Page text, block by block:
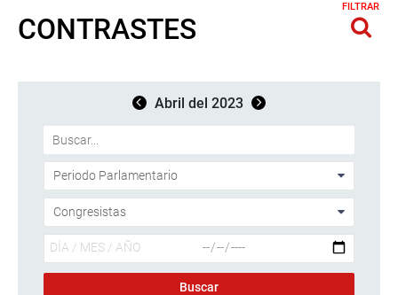
CONTRASTES
FILTRAR
Abril del 2023